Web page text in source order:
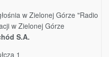
w Zielonej Górze "Radio
w Zielonej Górze
S.A.
1